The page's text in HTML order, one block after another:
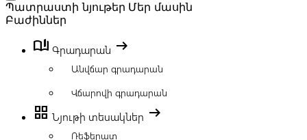
Պատրաստի նյութեր Մեր մասին
Բաժիններ
book_ribbon Գրադարան arrow_right_alt
Անվճար գրադարան
Վճարովի գրադարան
grid_view Նյութի տեսակներ arrow_right_alt
Ռեֆերատ